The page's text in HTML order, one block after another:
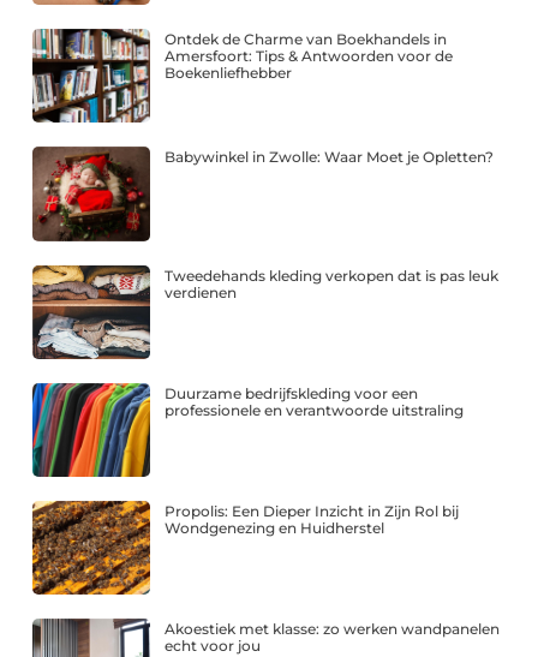
Ontdek de Charme van Boekhandels in
Amersfoort: Tips & Antwoorden voor de
Boekenliefhebber
Babywinkel in Zwolle: Waar Moet je Opletten?
Tweedehands kleding verkopen dat is pas leuk
verdienen
Duurzame bedrijfskleding voor een
professionele en verantwoorde uitstraling
Propolis: Een Dieper Inzicht in Zijn Rol bij
Wondgenezing en Huidherstel
Akoestiek met klasse: zo werken wandpanelen
echt voor jou